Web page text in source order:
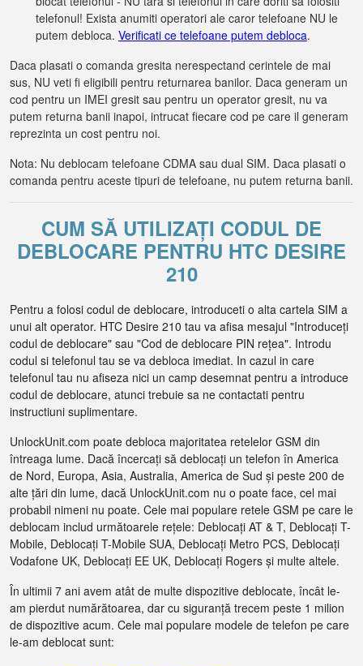
telefonul! Exista anumiti operatori ale caror telefoane NU le
putem debloca. Verificati ce telefoane putem debloca.
Daca plasati o comanda gresita nerespectand cerintele de mai
sus, NU veti fi eligibili pentru returnarea banilor. Daca generam un
cod pentru un IMEI gresit sau pentru un operator gresit, nu va
putem returna banii inapoi, intrucat fiecare cod pe care il generam
reprezinta un cost pentru noi.
Nota: Nu deblocam telefoane CDMA sau dual SIM. Daca plasati o
comanda pentru aceste tipuri de telefoane, nu putem returna banii.
CUM SĂ UTILIZAȚI CODUL DE
DEBLOCARE PENTRU HTC DESIRE
210
Pentru a folosi codul de deblocare, introduceti o alta cartela SIM a
unui alt operator. HTC Desire 210 tau va afisa mesajul "Introduceți
codul de deblocare" sau "Cod de deblocare PIN rețea". Introdu
codul si telefonul tau se va debloca imediat. In cazul in care
telefonul tau nu afiseza nici un camp desemnat pentru a introduce
codul de deblocare, atunci trebuie sa ne contactati pentru
instructiuni suplimentare.
UnlockUnit.com poate debloca majoritatea retelelor GSM din
întreaga lume. Dacă încercați să deblocați un telefon în America
de Nord, Europa, Asia, Australia, America de Sud și peste 200 de
alte țări din lume, dacă UnlockUnit.com nu o poate face, cel mai
probabil nimeni nu poate. Cele mai populare retele GSM pe care le
deblocam includ următoarele rețele: Deblocați AT & T, Deblocați T-
Mobile, Deblocați T-Mobile SUA, Deblocați Metro PCS, Deblocați
Vodafone UK, Deblocați EE UK, Deblocați Rogers și multe altele.
În ultimii 7 ani avem atât de multe dispozitive deblocate, încât le-
am pierdut numărătoarea, dar cu siguranță trecem peste 1 milion
de dispozitive acum. Cele mai populare modele de telefon pe care
le-am deblocat sunt: